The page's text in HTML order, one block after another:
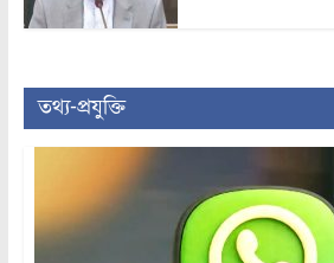
তথ্য-প্রযুক্তি